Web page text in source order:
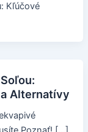
Kľúčové
Alternatívy